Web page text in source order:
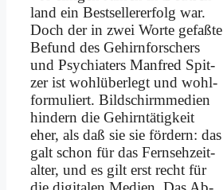
land ein Best­sel­ler­er­folg war.
Doch der in zwei Wor­te ge­faß­te
Be­fund des Ge­hirn­for­schers
und Psych­ia­ters Man­fred Spit­
zer ist wohl­über­legt und wohl­
for­mu­liert. Bild­schirm­me­di­en
hin­dern die Ge­hirn­tä­tig­keit
eher, als daß sie sie för­dern: das
galt schon für das Fern­seh­zeit­
al­ter, und es gilt erst recht für